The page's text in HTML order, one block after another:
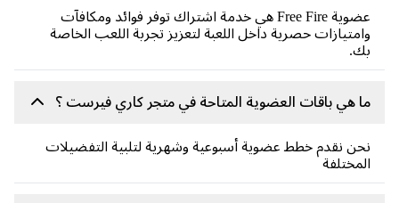
عضوية Free Fire هي خدمة اشتراك توفر فوائد ومكافآت
حصرية داخل اللعبة لتعزيز تجربة اللعب الخاصة
هي باقات العضوية المتاحة في متجر كاري فيرست ؟
نقدم خطط عضوية أسبوعية وشهرية لتلبية التفضيلات